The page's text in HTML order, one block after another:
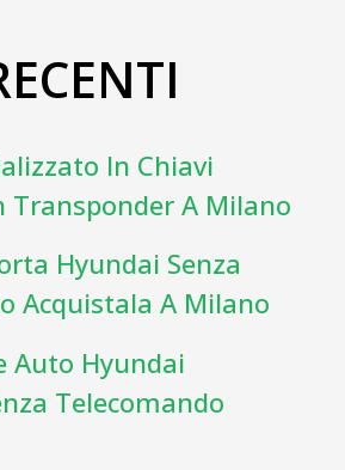
In Chiavi
Transponder A Milano
Hyundai Senza
Acquistala A Milano
Auto Hyundai
Telecomando